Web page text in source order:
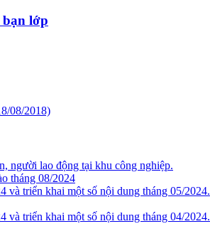
bạn lớp
08/2018)
người lao động tại khu công nghiệp.
tháng 08/2024
và triển khai một số nội dung tháng 05/2024.
và triển khai một số nội dung tháng 04/2024.